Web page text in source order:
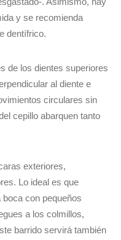
y se recomienda
dentífrico.
de los dientes superiores
al diente e
circulares sin
cepillo abarquen tanto
exteriores,
Lo ideal es que
con pequeños
a los colmillos,
barrido servirá también